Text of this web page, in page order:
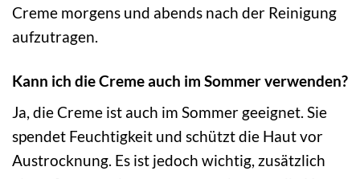
Creme morgens und abends nach der Reinigung
aufzutragen.
Kann ich die Creme auch im Sommer verwenden?
Ja, die Creme ist auch im Sommer geeignet. Sie
spendet Feuchtigkeit und schützt die Haut vor
Austrocknung. Es ist jedoch wichtig, zusätzlich